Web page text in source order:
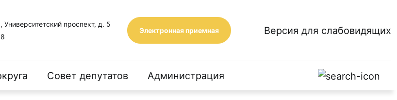
проспект, д. 5
Электронная приемная Версия для слабовидящих
Совет депутатов Администрация